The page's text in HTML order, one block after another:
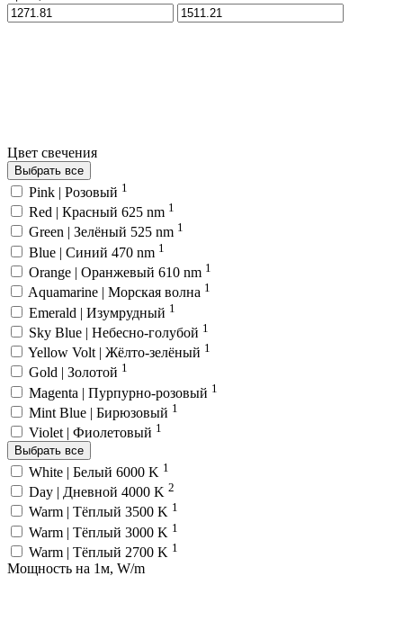
Цвет свечения
Выбрать все
Pink | Розовый 1
Red | Красный 625 nm 1
Green | Зелёный 525 nm 1
Blue | Синий 470 nm 1
Orange | Оранжевый 610 nm 1
Aquamarine | Морская волна 1
Emerald | Изумрудный 1
Sky Blue | Небесно-голубой 1
Yellow Volt | Жёлто-зелёный 1
Gold | Золотой 1
Magenta | Пурпурно-розовый 1
Mint Blue | Бирюзовый 1
Violet | Фиолетовый 1
Выбрать все
White | Белый 6000 K 1
Day | Дневной 4000 K 2
Warm | Тёплый 3500 K 1
Warm | Тёплый 3000 K 1
Warm | Тёплый 2700 K 1
Мощность на 1м, W/m